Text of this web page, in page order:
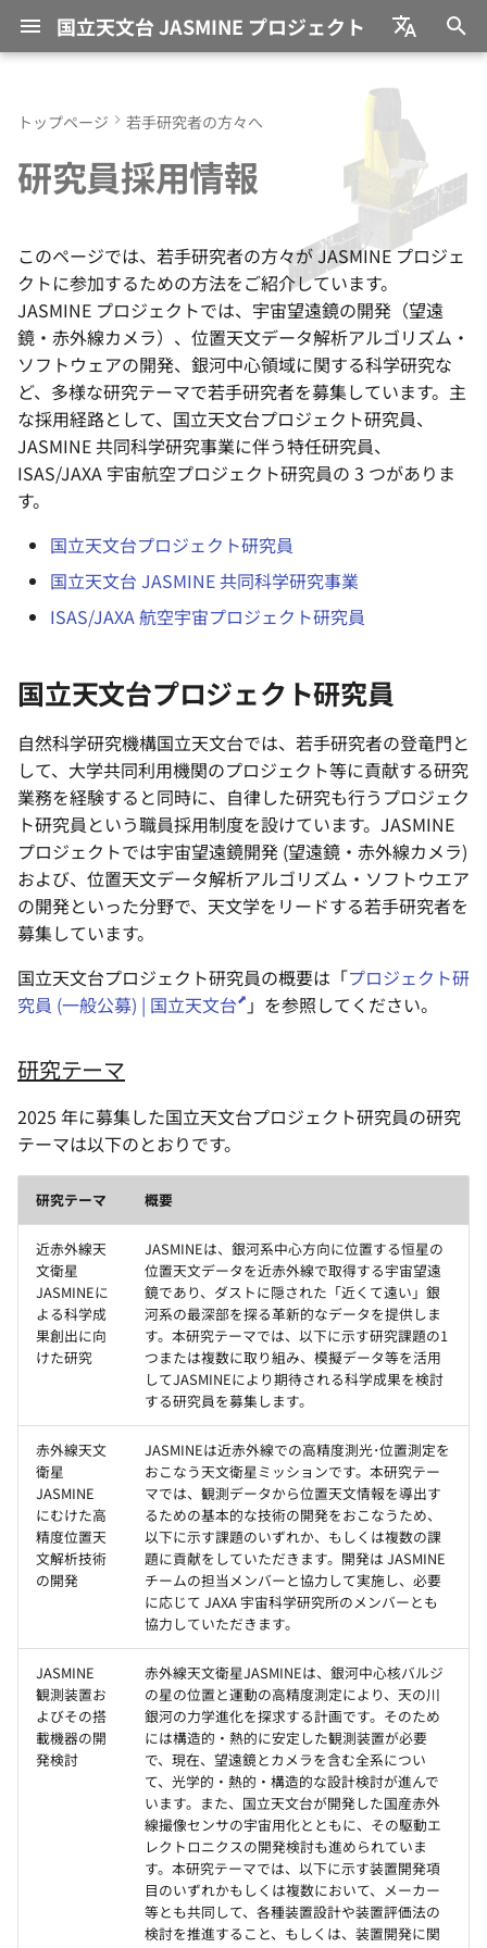
国立天文台 JASMINE プロジェクト
English
初
化
は？
衛星・観測装置
JASMINE Consortium
国際協力
学会発表等
国立天文台年次報告
専門書・書籍・和文解説
競争的研究費
社会貢献・アウトリーチ
プレスリリース
太陽そっくりの星たちが
す、 太陽系「大移動」の
銀河中心の大質量ブラッ
ール ―観測データ、 再解
析、 高速回転する降着円
か？―
リンは新星爆発が生み出
―必須元素の起源に迫る
員
ISAS プロジェクト研究員
これまでの採択課題
トップページ 若手研究者の方々へ
研究員採用情報
このページでは、若手研究者の方々が JASMINE プロジェ
クトに参加するための方法をご紹介しています。
JASMINE プロジェクトでは、宇宙望遠鏡の開発（望遠
鏡・赤外線カメラ）、位置天文データ解析アルゴリズム・
ソフトウェアの開発、銀河中心領域に関する科学研究な
ど、多様な研究テーマで若手研究者を募集しています。主
な採用経路として、国立天文台プロジェクト研究員、
JASMINE 共同科学研究事業に伴う特任研究員、
ISAS/JAXA 宇宙航空プロジェクト研究員の 3 つがありま
す。
国立天文台プロジェクト研究員
国立天文台 JASMINE 共同科学研究事業
ISAS/JAXA 航空宇宙プロジェクト研究員
国立天文台プロジェクト研究員
自然科学研究機構国立天文台では、若手研究者の登竜門と
して、大学共同利用機関のプロジェクト等に貢献する研究
業務を経験すると同時に、自律した研究も行うプロジェク
ト研究員という職員採用制度を設けています。JASMINE
プロジェクトでは宇宙望遠鏡開発 (望遠鏡・赤外線カメラ)
および、位置天文データ解析アルゴリズム・ソフトウエア
の開発といった分野で、天文学をリードする若手研究者を
募集しています。
国立天文台プロジェクト研究員の概要は「プロジェクト研
究員 (一般公募) | 国立天文台 」を参照してください。
研究テーマ
2025 年に募集した国立天文台プロジェクト研究員の研究
テーマは以下のとおりです。
研究テーマ 概要
近赤外線天
文衛星
JASMINEに
よる科学成
果創出に向
けた研究
JASMINEは、銀河系中心方向に位置する恒星の
位置天文データを近赤外線で取得する宇宙望遠
鏡であり、ダストに隠された「近くて遠い」銀
河系の最深部を探る革新的なデータを提供しま
す。本研究テーマでは、以下に示す研究課題の1
つまたは複数に取り組み、模擬データ等を活用
してJASMINEにより期待される科学成果を検討
する研究員を募集します。
赤外線天文
衛星
JASMINE
にむけた高
精度位置天
文解析技術
の開発
JASMINEは近赤外線での高精度測光･位置測定を
おこなう天文衛星ミッションです。本研究テー
マでは、観測データから位置天文情報を導出す
るための基本的な技術の開発をおこなうため、
以下に示す課題のいずれか、もしくは複数の課
題に貢献をしていただきます。開発は JASMINE
チームの担当メンバーと協力して実施し、必要
に応じて JAXA 宇宙科学研究所のメンバーとも
協力していただきます。
JASMINE
観測装置お
よびその搭
載機器の開
発検討
赤外線天文衛星JASMINEは、銀河中心核バルジ
の星の位置と運動の高精度測定により、天の川
銀河の力学進化を探求する計画です。そのため
には構造的・熱的に安定した観測装置が必要
で、現在、望遠鏡とカメラを含む全系につい
て、光学的・熱的・構造的な設計検討が進んで
います。また、国立天文台が開発した国産赤外
線撮像センサの宇宙用化とともに、その駆動エ
レクトロニクスの開発検討も進められていま
す。本研究テーマでは、以下に示す装置開発項
目のいずれかもしくは複数において、メーカー
等とも共同して、各種装置設計や装置評価法の
検討を推進すること、もしくは、装置開発に関